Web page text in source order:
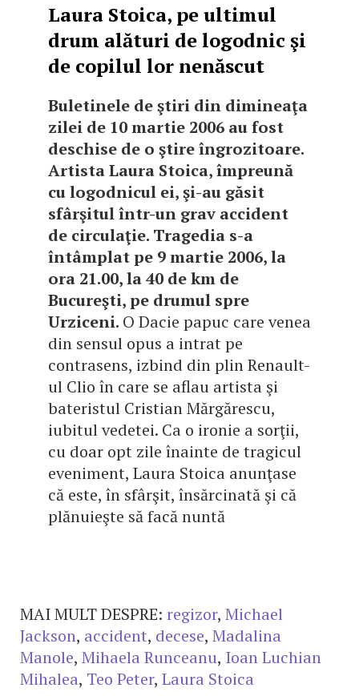
Laura Stoica, pe ultimul
drum alături de logodnic şi
de copilul lor nenăscut
Buletinele de ştiri din dimineaţa
zilei de 10 martie 2006 au fost
deschise de o ştire îngrozitoare.
Artista Laura Stoica, împreună
cu logodnicul ei, şi-au găsit
sfârşitul într-un grav accident
de circulaţie. Tragedia s-a
întâmplat pe 9 martie 2006, la
ora 21.00, la 40 de km de
Bucureşti, pe drumul spre
Urziceni. O Dacie papuc care venea
din sensul opus a intrat pe
contrasens, izbind din plin Renault-
ul Clio în care se aflau artista şi
bateristul Cristian Mărgărescu,
iubitul vedetei. Ca o ironie a sorţii,
cu doar opt zile înainte de tragicul
eveniment, Laura Stoica anunţase
că este, în sfârşit, însărcinată şi că
plănuieşte să facă nuntă
MAI MULT DESPRE: regizor, Michael
Jackson, accident, decese, Madalina
Manole, Mihaela Runceanu, Ioan Luchian
Mihalea, Teo Peter, Laura Stoica